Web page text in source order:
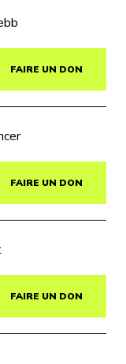
FAIRE UN DON
FAIRE UN DON
FAIRE UN DON